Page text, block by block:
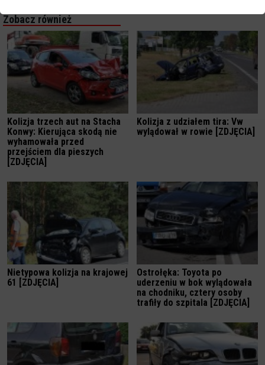
Zobacz również
Kolizja trzech aut na Stacha
Konwy: Kierująca skodą nie
wyhamowała przed
przejściem dla pieszych
[ZDJĘCIA]
Kolizja z udziałem tira: Vw
wylądował w rowie [ZDJĘCIA]
Nietypowa kolizja na krajowej
61 [ZDJĘCIA]
Ostrołęka: Toyota po
uderzeniu w bok wylądowała
na chodniku, cztery osoby
trafiły do szpitala [ZDJĘCIA]